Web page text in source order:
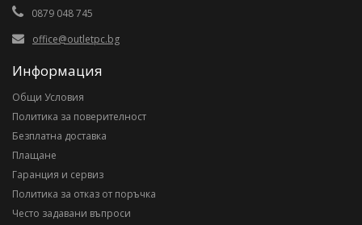
0879 048 745
office@outletpc.bg
Информация
Общи Условия
Политика за поверителност
Безплатна доставка
Плащане
Гаранция и сервиз
Политика за отказ от поръчка
Често задавани въпроси